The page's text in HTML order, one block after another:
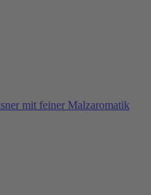
mit feiner Malzaromatik